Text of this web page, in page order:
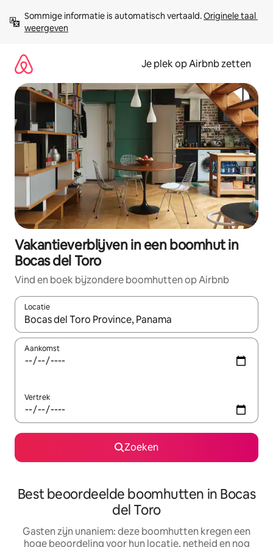
direct
naar
Sommige informatie is automatisch vertaald. Originele taal
weergeven
Je plek op Airbnb zetten
Vakantieverblijven in een boomhut in
Bocas del Toro
Vind en boek bijzondere boomhutten op Airbnb
Locatie
Wanneer er resultaten beschikbaar zijn, maak je een keuze
Aankomst
Vertrek
Zoeken
Best beoordeelde boomhutten in Bocas
del Toro
Gasten zijn unaniem: deze boomhutten kregen een
hoge beoordeling voor hun locatie, netheid en nog